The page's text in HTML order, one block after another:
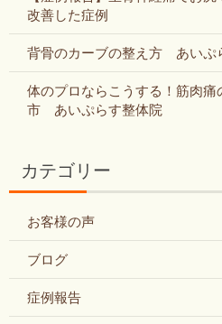
改善した症例
背骨のカーブの整え方 あい
体のプロならこうする！筋肉
市 あいぷらす整体院
カテゴリー
お客様の声
ブログ
症例報告